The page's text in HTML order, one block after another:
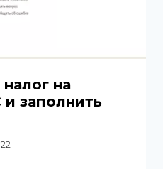
налог на
заполнить